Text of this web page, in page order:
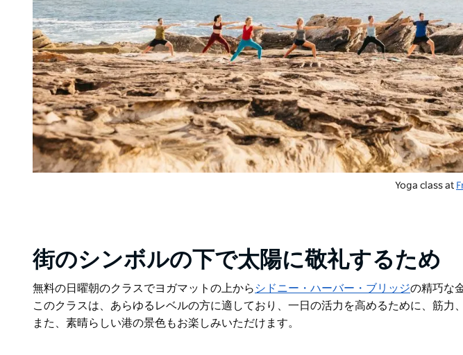
Yoga class at
街のシンボルの下で太陽に敬礼するため
無料の日曜朝のクラスでヨガマットの上から シドニー・ハーバー・ブリッジの精巧な
このクラスは、あらゆるレベルの方に適しており、一日の活力を高めるために、筋力
また、素晴らしい港の景色もお楽しみいただけます。